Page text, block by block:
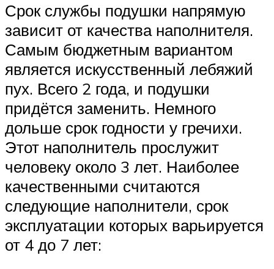
Срок службы подушки напрямую
зависит от качества наполнителя.
Самым бюджетным вариантом
является искусственный лебяжий
пух. Всего 2 года, и подушки
придётся заменить. Немного
дольше срок годности у гречихи.
Этот наполнитель прослужит
человеку около 3 лет. Наиболее
качественными считаются
следующие наполнители, срок
эксплуатации которых варьируется
от 4 до 7 лет: